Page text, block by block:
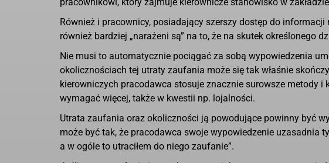
Również i pracownicy, posiadający szerszy dostęp do
również bardziej „narażeni są” na to, że na skutek określonego
Nie musi to automatycznie pociągać za sobą wypowiedzenia
okolicznościach tej utraty zaufania może się tak właśnie
kierowniczych pracodawca stosuje znacznie surowsze metody
wymagać więcej, także w kwestii np. lojalności.
Utrata zaufania oraz okoliczności ją powodujące powinny być
może być tak, że pracodawca swoje wypowiedzenie uzasadnia
a w ogóle to utraciłem do niego zaufanie”.